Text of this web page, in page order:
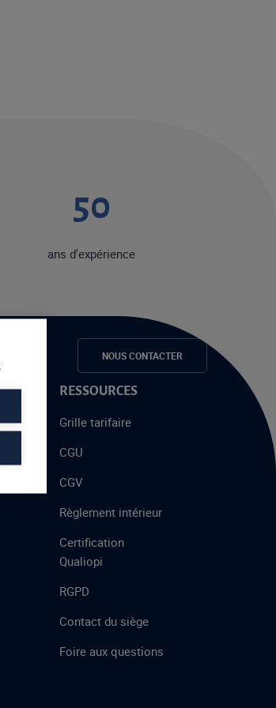
NOUS CONTACTER
50
ans d'expérience
RESSOURCES
Grille tarifaire
CGU
CGV
Règlement intérieur
Certification
Qualiopi
RGPD
Contact du siège
Foire aux questions